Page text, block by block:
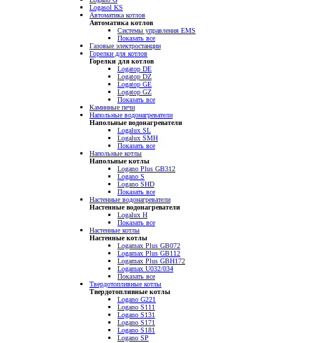
Logasol KS
Автоматика котлов
Автоматика котлов
Системы управления EMS
Показать все
Газовые электростанции
Горелки для котлов
Горелки для котлов
Logatop DE
Logatop DZ
Logatop GE
Logatop GZ
Показать все
Каминные печи
Напольные водонагреватели
Напольные водонагреватели
Logalux SL
Logalux SMH
Показать все
Напольные котлы
Напольные котлы
Logano Plus GB312
Logano S
Logano SHD
Показать все
Настенные водонагреватели
Настенные водонагреватели
Logalux H
Показать все
Настенные котлы
Настенные котлы
Logamax Plus GB072
Logamax Plus GB112
Logamax Plus GBH172
Logamax U032/034
Показать все
Твердотопливные котлы
Твердотопливные котлы
Logano G221
Logano S111
Logano S131
Logano S171
Logano S181
Logano SP